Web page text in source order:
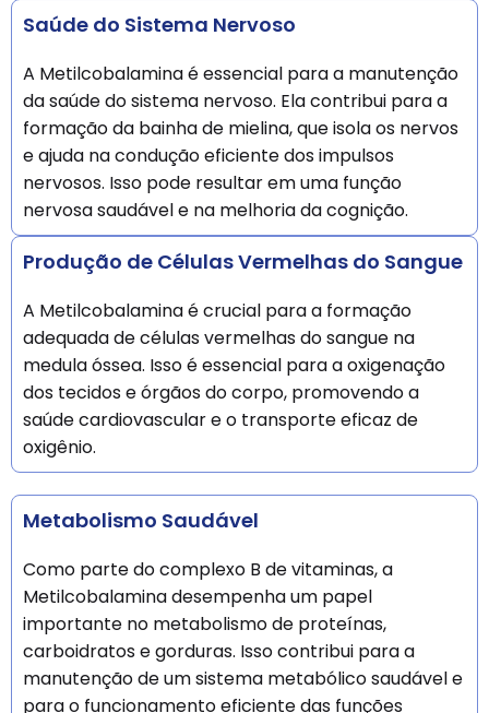
Saúde do Sistema Nervoso
A Metilcobalamina é essencial para a manutenção
da saúde do sistema nervoso. Ela contribui para a
formação da bainha de mielina, que isola os nervos
e ajuda na condução eficiente dos impulsos
nervosos. Isso pode resultar em uma função
nervosa saudável e na melhoria da cognição.
Produção de Células Vermelhas do Sangue
A Metilcobalamina é crucial para a formação
adequada de células vermelhas do sangue na
medula óssea. Isso é essencial para a oxigenação
dos tecidos e órgãos do corpo, promovendo a
saúde cardiovascular e o transporte eficaz de
oxigênio.
Metabolismo Saudável
Como parte do complexo B de vitaminas, a
Metilcobalamina desempenha um papel
importante no metabolismo de proteínas,
carboidratos e gorduras. Isso contribui para a
manutenção de um sistema metabólico saudável e
para o funcionamento eficiente das funções